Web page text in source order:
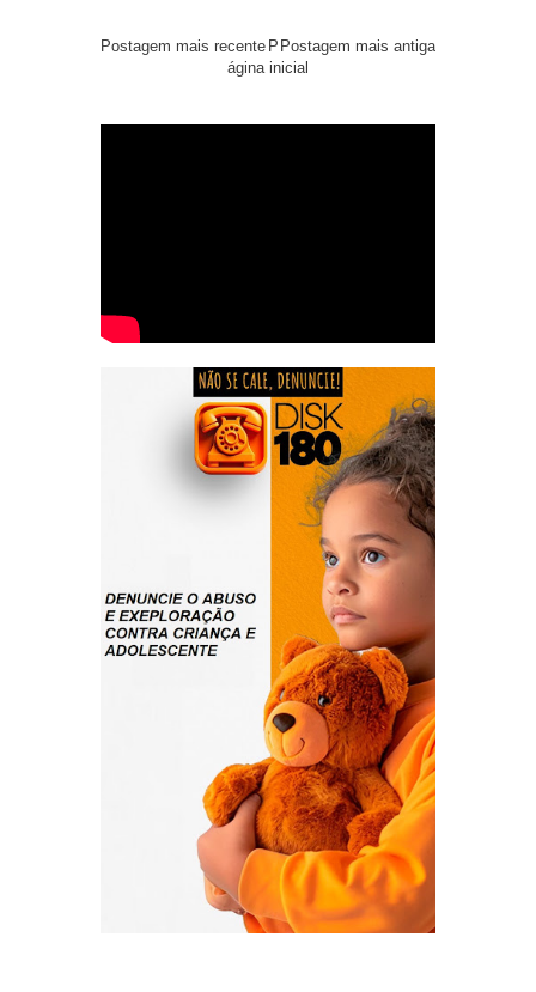
Postagem mais recente Postagem mais antiga
P
ágina inicial